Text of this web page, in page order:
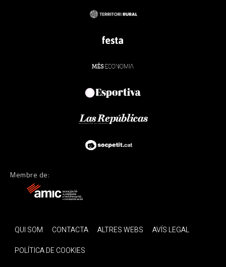
Membre de:
QUI SOM CONTACTA ALTRES WEBS
AVÍS LEGAL
POLÍTICA DE COOKIES